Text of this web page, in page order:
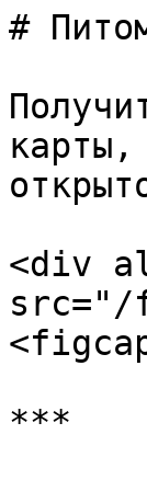
#
<div
src="/
***